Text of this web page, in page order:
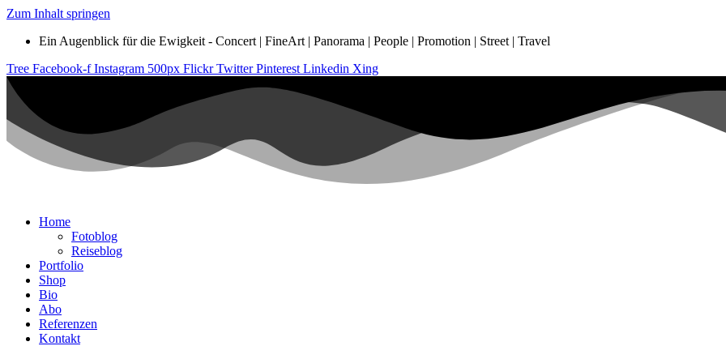
Zum Inhalt springen
Ein Augenblick für die Ewigkeit - Concert | FineArt | Panorama | People | Promotion | Street | Travel
Tree Facebook-f Instagram 500px Flickr Twitter Pinterest Linkedin Xing
Home
Fotoblog
Reiseblog
Portfolio
Shop
Bio
Abo
Referenzen
Kontakt